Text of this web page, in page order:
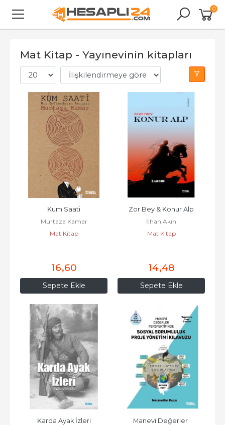
0
Mat Kitap - Yayınevinin kitapları
Sepete Ekle
Kum Saati
Murtaza Kamar
Mat Kitap
16,60
Sepete Ekle
Zor Bey & Konur Alp
İlhan Akın
Mat Kitap
14,48
Karda Ayak İzleri
Manevi Değerler